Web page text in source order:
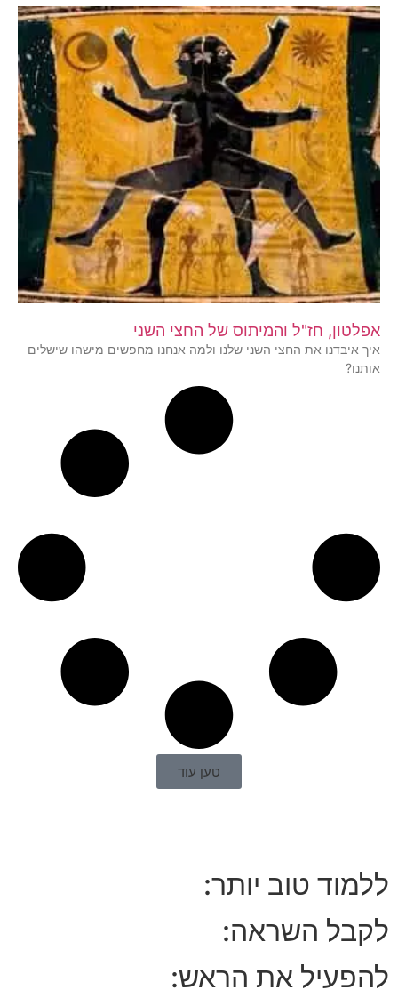
אפלטון, חז"ל והמיתוס של החצי השני
איך איבדנו את החצי השני שלנו ולמה אנחנו מחפשים מישהו שישלים
אותנו?
טען עוד
ללמוד טוב יותר:
לקבל השראה:
להפעיל את הראש: